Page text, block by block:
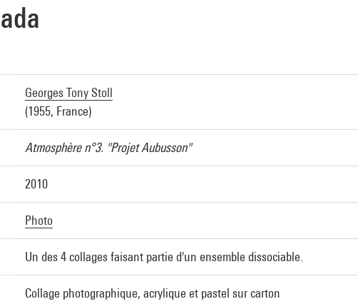
Georges Tony Stoll
(1955, France)
Atmosphère n°3. "Projet Aubusson"
2010
Photo
Un des 4 collages faisant partie d'un ensemble dissociable.
Collage photographique, acrylique et pastel sur carton